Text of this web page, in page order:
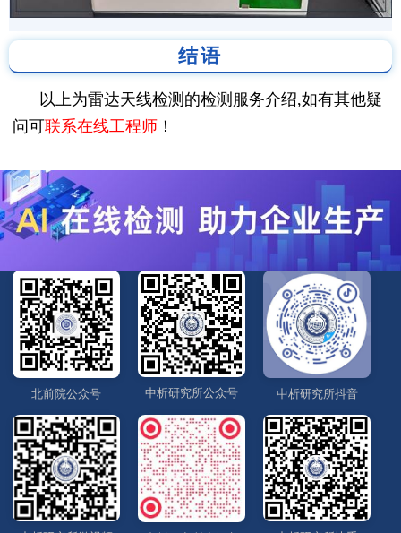
结语
以上为雷达天线检测的检测服务介绍,如有其他疑
问可联系在线工程师 ！
北前院公众号 中析研究所公众号 中析研究所抖音